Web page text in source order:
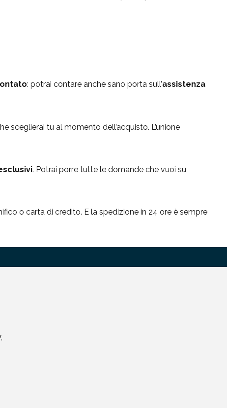
: potrai contare anche sano porta sull’assistenza
sceglierai tu al momento dell’acquisto. L’unione
. Potrai porre tutte le domande che vuoi su
o carta di credito. E la spedizione in 24 ore è sempre